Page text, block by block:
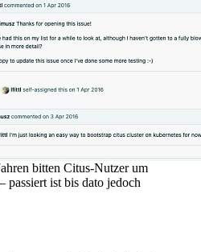
bitten Citus-Nutzer um
passiert ist bis dato jedoch